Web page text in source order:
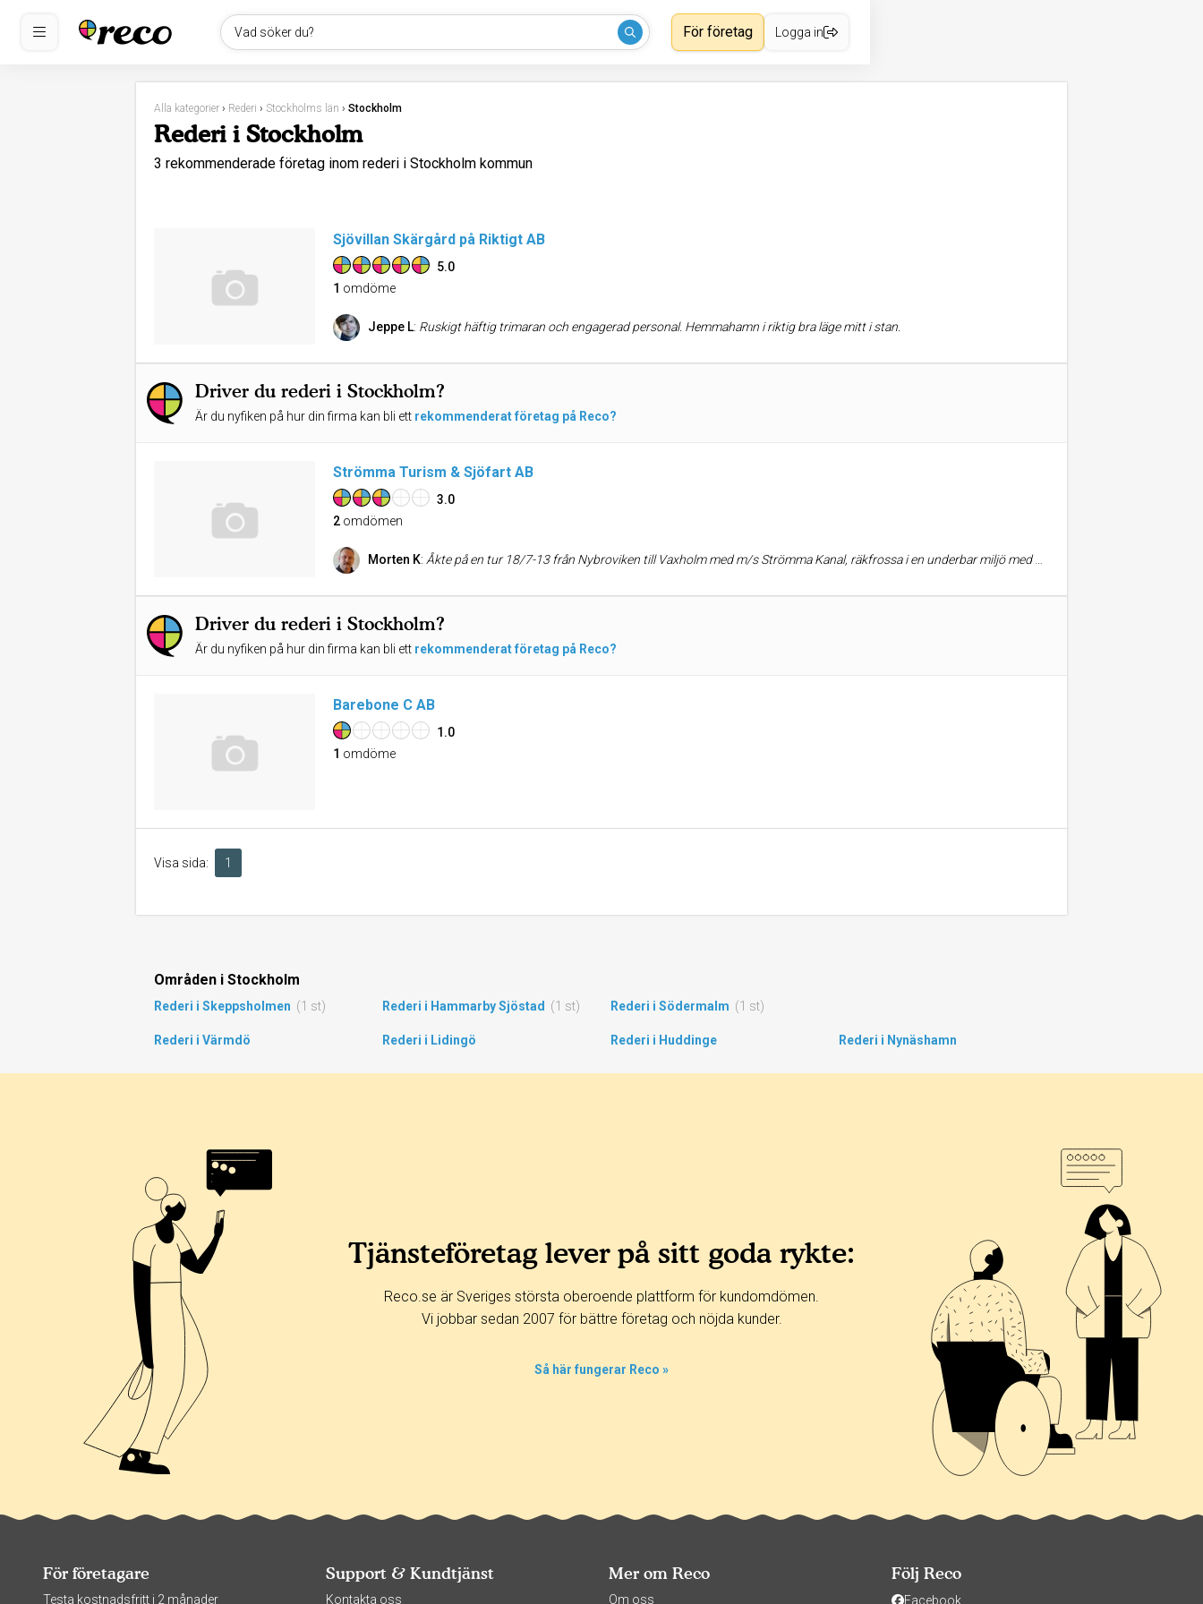
Vad söker du? För företag Logga in
Alla kategorier › Rederi › Stockholms län › Stockholm
Rederi i Stockholm
3 rekommenderade företag inom rederi i Stockholm kommun
Sjövillan Skärgård på Riktigt AB
5.0
1 omdöme
Jeppe L: Ruskigt häftig trimaran och engagerad personal. Hemmahamn i riktig bra läge mitt i stan.
Driver du rederi i Stockholm?
Är du nyfiken på hur din firma kan bli ett rekommenderat företag på Reco?
Strömma Turism & Sjöfart AB
3.0
2 omdömen
Morten K: Åkte på en tur 18/7-13 från Nybroviken till Vaxholm med m/s Strömma Kanal, räkfrossa i en underbar miljö med utmärkt service det är Stockholm från dess bästa sida, boka plats mycket folk.
Driver du rederi i Stockholm?
Är du nyfiken på hur din firma kan bli ett rekommenderat företag på Reco?
Barebone C AB
1.0
1 omdöme
Visa sida: 1
Områden i Stockholm
Rederi i Skeppsholmen (1 st) Rederi i Hammarby Sjöstad (1 st) Rederi i Södermalm (1 st)
Rederi i Värmdö Rederi i Lidingö Rederi i Huddinge Rederi i Nynäshamn
Tjänsteföretag lever på sitt goda rykte:
Reco.se är Sveriges största oberoende plattform för kundomdömen.
Vi jobbar sedan 2007 för bättre företag och nöjda kunder.
Så här fungerar Reco »
För företagare
Testa kostnadsfritt i 2 månader
Support & Kundtjänst
Kontakta oss
Mer om Reco
Om oss
Följ Reco
Facebook